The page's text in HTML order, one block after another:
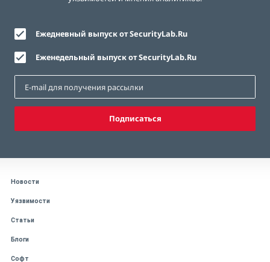
Ежедневный выпуск от SecurityLab.Ru
Еженедельный выпуск от SecurityLab.Ru
Подписаться
Новости
Уязвимости
Статьи
Блоги
Софт